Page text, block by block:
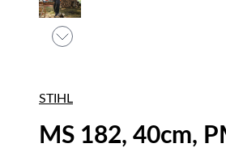
STIHL
MS 182, 40cm,